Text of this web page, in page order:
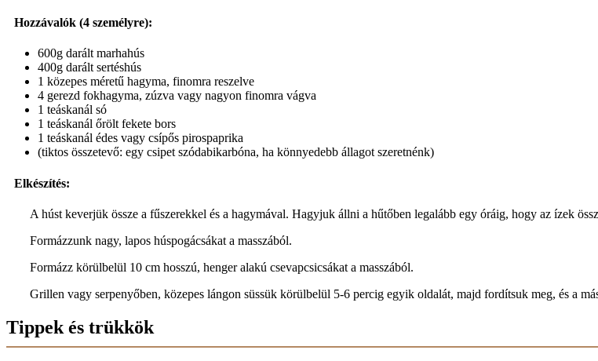
Hozzávalók (4 személyre):
600g darált marhahús
400g darált sertéshús
1 közepes méretű hagyma, finomra reszelve
4 gerezd fokhagyma, zúzva vagy nagyon finomra vágva
1 teáskanál só
1 teáskanál őrölt fekete bors
1 teáskanál édes vagy csípős pirospaprika
(tiktos összetevő: egy csipet szódabikarbóna, ha könnyedebb állagot szeretnénk)
Elkészítés:
A húst keverjük össze a fűszerekkel és a hagymával. Hagyjuk állni a hűtőben legalább egy óráig, hogy az ízek
Formázzunk nagy, lapos húspogácsákat a masszából.
Formázz körülbelül 10 cm hosszú, henger alakú csevapcsicsákat a masszából.
Grillen vagy serpenyőben, közepes lángon süssük körülbelül 5-6 percig egyik oldalát, majd fordítsuk meg, és a
Tippek és trükkök